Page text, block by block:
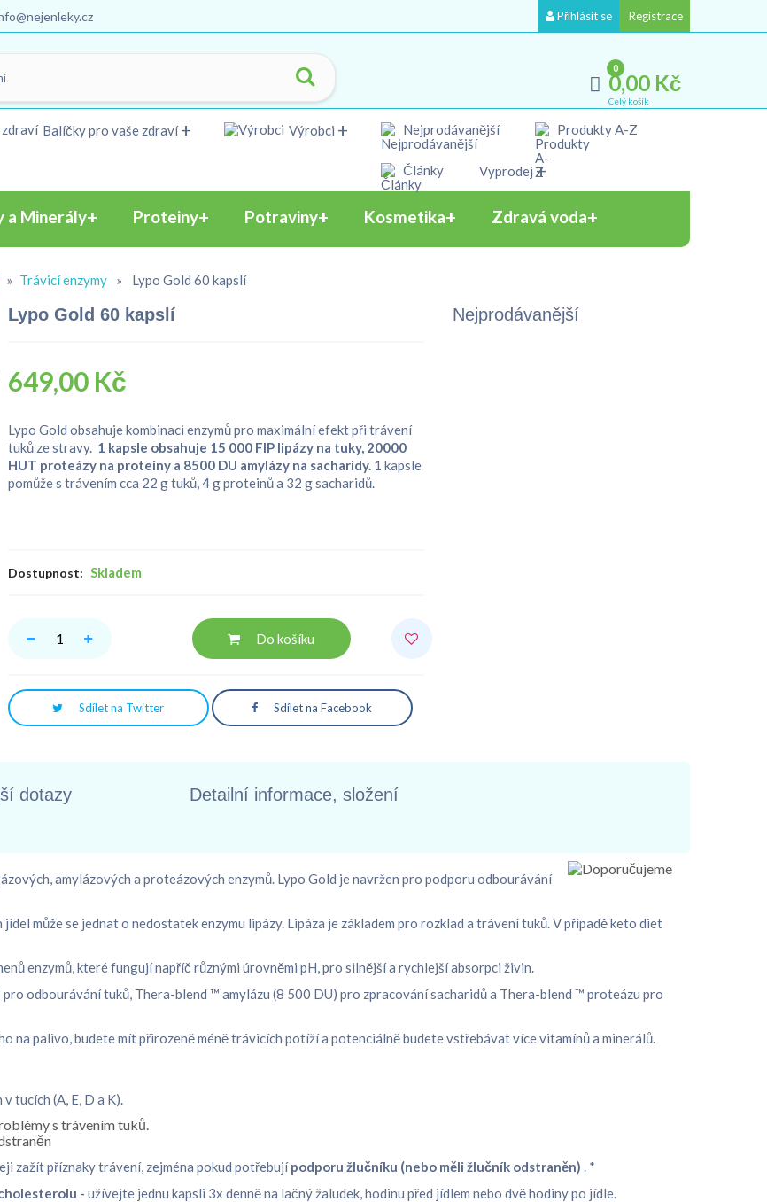
Přihlásit se Registrace
Celý košík
0
0,00 Kč
Balíčky pro vaše zdraví Výrobci Nejprodávanější Produkty A-Z
Články Vyprodej
a Minerály Proteiny Potraviny Kosmetika Zdravá voda
» Trávicí enzymy » Lypo Gold 60 kapslí
Lypo Gold 60 kapslí
649,00 Kč
Lypo Gold obsahuje kombinaci enzymů pro maximální efekt při trávení
tuků ze stravy. 1 kapsle obsahuje 15 000 FIP lipázy na tuky, 20000
HUT proteázy na proteiny a 8500 DU amylázy na sacharidy. 1 kapsle
pomůže s trávením cca 22 g tuků, 4 g proteinů a 32 g sacharidů.
Dostupnost: Skladem
Do košíku
Sdílet na Twitter Sdílet na Facebook
Nejprodávanější
dotazy Detailní informace, složení
amylázových a proteázových enzymů. Lypo Gold je navržen pro podporu odbourávání
může se jednat o nedostatek enzymu lipázy. Lipáza je základem pro rozklad a trávení tuků. V případě keto diet
enzymů, které fungují napříč různými úrovněmi pH, pro silnější a rychlejší absorpci živin.
odbourávání tuků, Thera-blend ™ amylázu (8 500 DU) pro zpracování sacharidů a Thera-blend ™ proteázu pro
na palivo, budete mít přirozeně méně trávicích potíží a potenciálně budete vstřebávat více vitamínů a minerálů.
tucích (A, E, D a K).
s trávením tuků.
zažít příznaky trávení, zejména pokud potřebujípodporu žlučníku (nebo měli žlučník odstraněn) . *
- užívejte jednu kapsli 3x denně na lačný žaludek, hodinu před jídlem nebo dvě hodiny po jídle.